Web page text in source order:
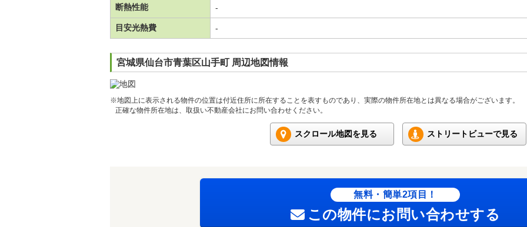
断熱性能 -
目安光熱費 -
宮城県仙台市青葉区山手町 周辺地図情報
※地図上に表示される物件の位置は付近住所に所在することを表すものであり、実際の物件所在地とは異なる場合がございます。
正確な物件所在地は、取扱い不動産会社にお問い合わせください。
スクロール地図を見る ストリートビューで見る
無料・簡単2項目！
この物件にお問い合わせする